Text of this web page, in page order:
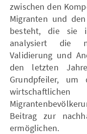
zwischen den
Migranten und
besteht, die sie
analysiert die
Validierung und
den letzten
Grundpfeiler, um
Beitrag zur
ermöglichen.